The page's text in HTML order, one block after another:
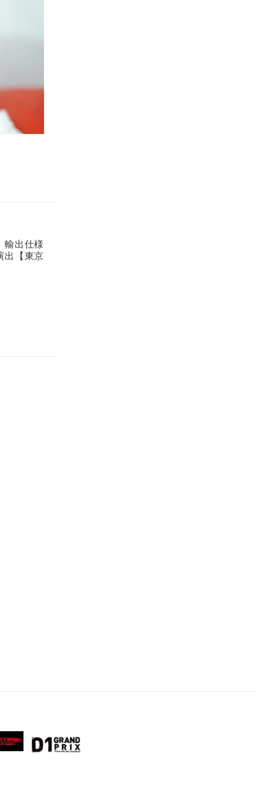
輸出仕様
出【東京